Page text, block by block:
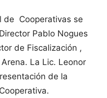
de Cooperativas se
Pablo Nogues
de Fiscalización ,
La Lic. Leonor
de la